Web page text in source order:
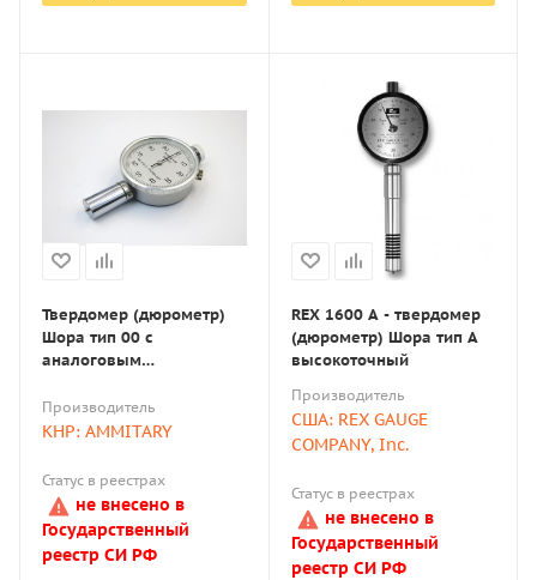
Твердомер (дюрометр)
Шора тип 00 с
аналоговым
Китай)
Производитель
КНР: AMMITARY
Статус в реестрах
не внесено в
Государственный
реестр СИ РФ
REX 1600 A - твердомер
(дюрометр) Шора тип А
высокоточный
Производитель
США: REX GAUGE
COMPANY, Inc.
Статус в реестрах
не внесено в
Государственный
реестр СИ РФ